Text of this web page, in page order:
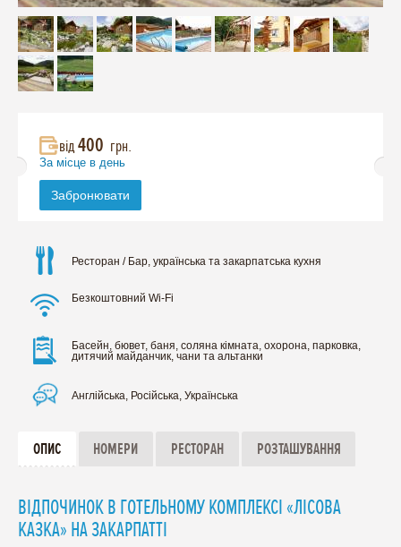
від400 грн.
За місце в день
Забронювати
Ресторан / Бар, українська та закарпатська кухня
Безкоштовний Wi-Fi
Басейн, бювет, баня, соляна кімната, охорона, парковка,
дитячий майданчик, чани та альтанки
Англійська, Російська, Українська
ОПИС НОМЕРИ РЕСТОРАН РОЗТАШУВАННЯ
ВІДПОЧИНОК В ГОТЕЛЬНОМУ КОМПЛЕКСІ «ЛІСОВА
КАЗКА» НА ЗАКАРПАТТІ